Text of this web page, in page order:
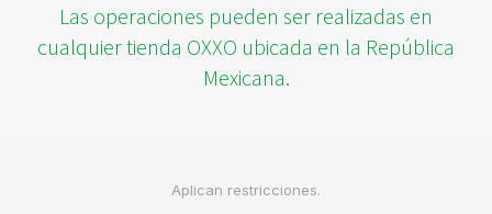
Las operaciones pueden ser realizadas en
cualquier tienda OXXO ubicada en la República
Mexicana.
Aplican restricciones.